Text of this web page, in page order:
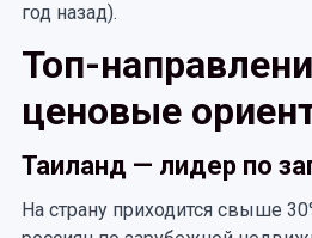
год назад).
Топ-
ценовые
Таиланд — лидер по
На страну приходится свыше